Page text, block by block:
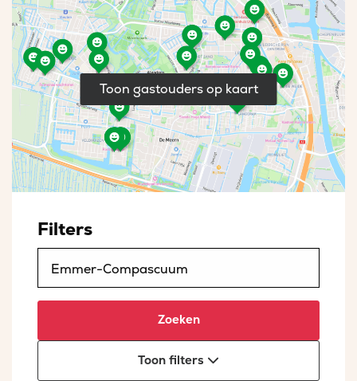
Toon gastouders op kaart
Filters
Zoeken
Toon filters